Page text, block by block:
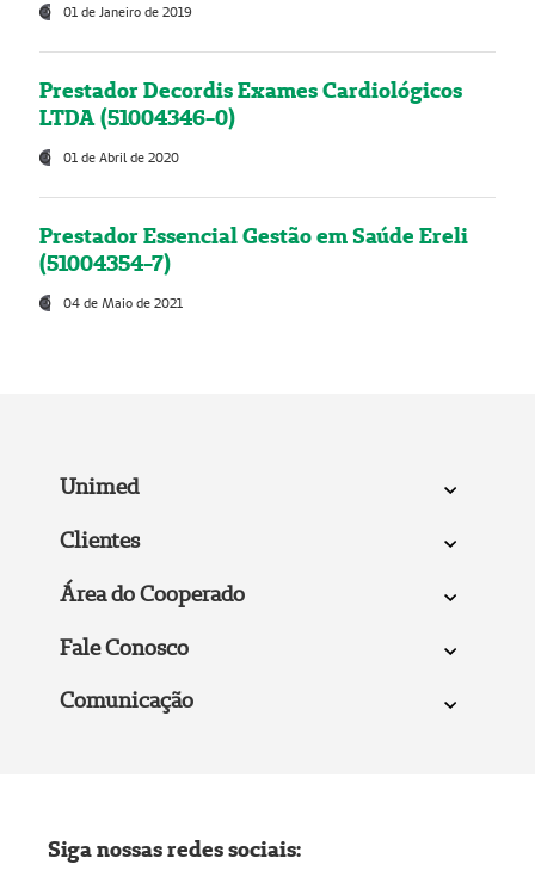
01 de Janeiro de 2019
Prestador Decordis Exames Cardiológicos
LTDA (51004346-0)
01 de Abril de 2020
Prestador Essencial Gestão em Saúde Ereli
(51004354-7)
04 de Maio de 2021
Unimed
Clientes
Área do Cooperado
Fale Conosco
Comunicação
Siga nossas redes sociais: